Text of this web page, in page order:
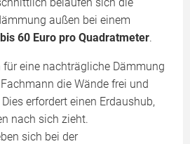
außen bei einem
60 Euro pro Quadratmeter.
für eine nachträgliche Dämmung
die Wände frei und
erfordert einen Erdaushub,
nach sich zieht.
sich bei der